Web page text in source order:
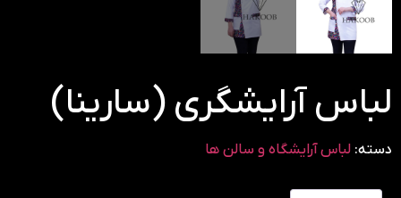
لباس آرایشگری (سارینا)
دسته: لباس آرایشگاه و سالن ها